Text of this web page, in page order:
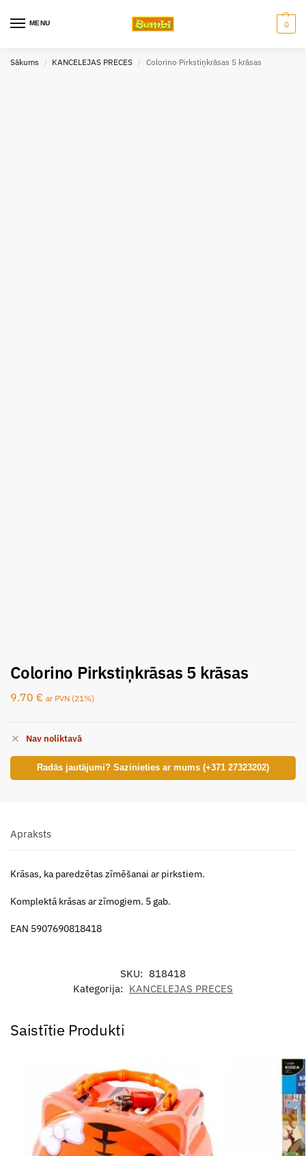
MENU 0
Sākums / KANCELEJAS PRECES / Colorino Pirkstiņkrāsas 5 krāsas
Colorino Pirkstiņkrāsas 5 krāsas
9.70 € ar PVN (21%)
Nav noliktavā
Radās jautājumi? Sazinieties ar mums (+371 27323202)
Apraksts
Krāsas, ka paredzētas zīmēšanai ar pirkstiem.
Komplektā krāsas ar zīmogiem. 5 gab.
EAN 5907690818418
SKU: 818418
Kategorija: KANCELEJAS PRECES
Saistītie Produkti